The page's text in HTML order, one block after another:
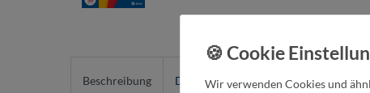
Beschreibung DetailinfosWir verwenden Cookies und